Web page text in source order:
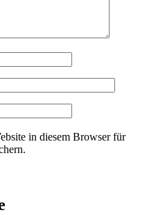
in diesem Browser für